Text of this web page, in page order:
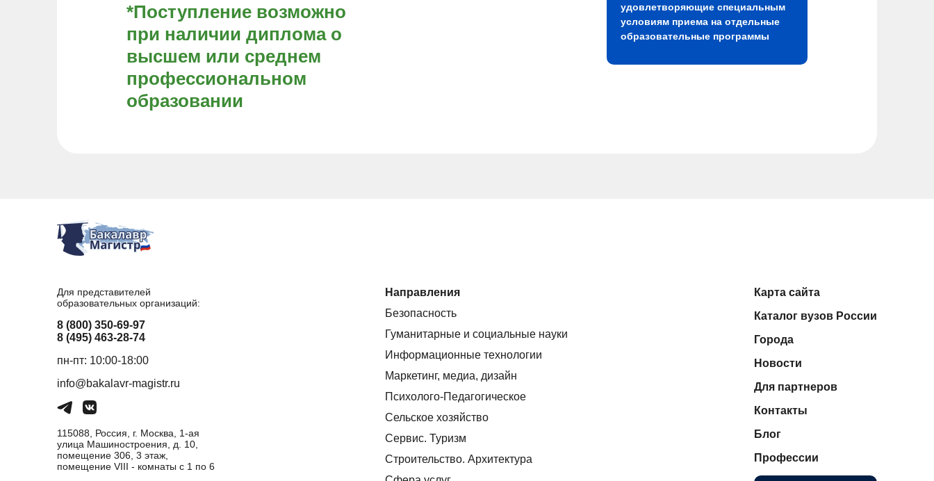
*Поступление возможно
при наличии диплома о
высшем или среднем
профессиональном
образовании
удовлетворяющие специальным
условиям приема на отдельные
образовательные программы
Для представителей
образовательных организаций:
8 (800) 350-69-97
8 (495) 463-28-74
пн-пт: 10:00-18:00
info@bakalavr-magistr.ru
115088, Россия, г. Москва, 1-ая
улица Машиностроения, д. 10,
помещение 306, 3 этаж,
помещение VIII - комнаты с 1 по 6
Направления
Безопасность
Гуманитарные и социальные науки
Информационные технологии
Маркетинг, медиа, дизайн
Психолого-Педагогическое
Сельское хозяйство
Сервис. Туризм
Строительство. Архитектура
Карта сайта
Каталог вузов России
Города
Новости
Для партнеров
Контакты
Блог
Профессии